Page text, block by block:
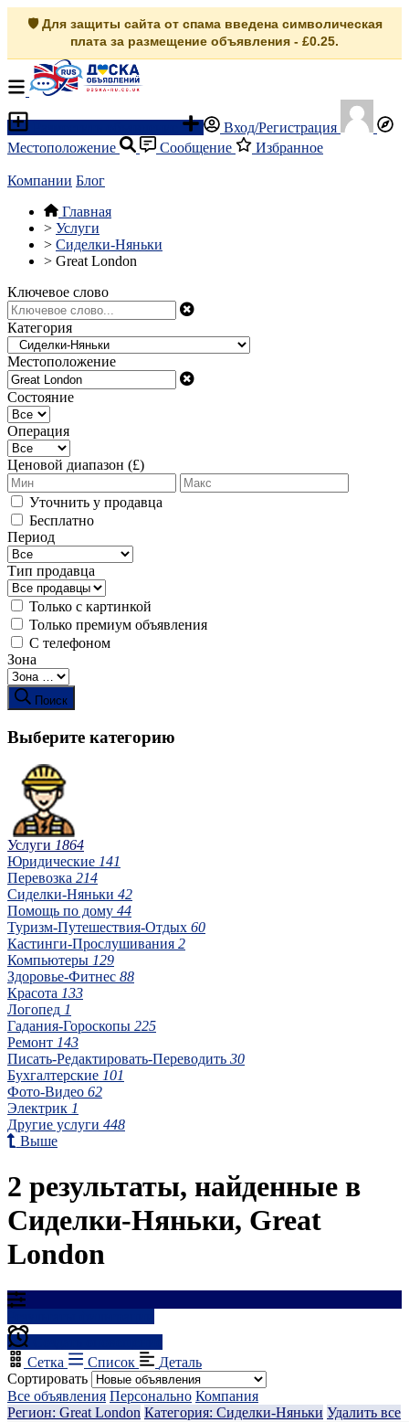
🛡️ Для защиты сайта от спама введена символическая
плата за размещение объявления - £0.25.
Вход/Регистрация
Местоположение
Сообщение Избранное
Компании Блог
Главная
> Услуги
> Сиделки-Няньки
> Great London
Ключевое слово
Категория
Местоположение
Состояние
Операция
Ценовой диапазон (£)
Уточнить у продавца
Бесплатно
Период
Тип продавца
Только с картинкой
Только премиум объявления
С телефоном
Зона
Поиск
Выберите категорию
Услуги 1864
Юридические 141
Перевозка 214
Сиделки-Няньки 42
Помощь по дому 44
Туризм-Путешествия-Отдых 60
Кастинги-Прослушивания 2
Компьютеры 129
Здоровье-Фитнес 88
Красота 133
Логопед 1
Гадания-Гороскопы 225
Ремонт 143
Писать-Редактировать-Переводить 30
Бухгалтерские 101
Фото-Видео 62
Электрик 1
Другие услуги 448
Выше
2 результаты, найденные в
Сиделки-Няньки, Great
London
Сетка
Список
Деталь
Сортировать
Все объявления Персонально Компания
Регион: Great London Категория: Сиделки-Няньки Удалить все